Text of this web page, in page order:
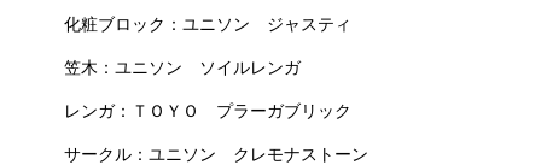
化粧ブロック：ユニソン ジャスティ
笠木：ユニソン ソイルレンガ
レンガ：ＴＯＹＯ プラーガブリック
サークル：ユニソン クレモナストーン